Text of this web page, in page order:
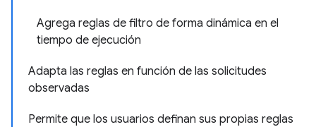
Agrega reglas de filtro de forma dinámica en el
tiempo de ejecución
Adapta las reglas en función de las solicitudes
observadas
Permite que los usuarios definan sus propias reglas